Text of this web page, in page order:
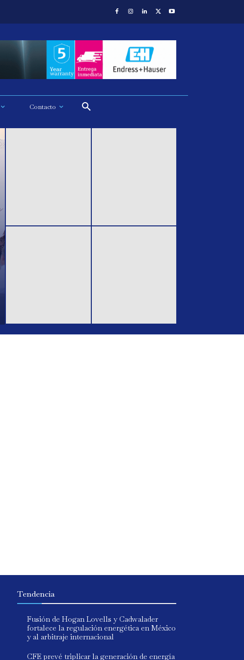
Contacto
Tendencia
Fusión de Hogan Lovells y Cadwalader
fortalece la regulación energética en México
y al arbitraje internacional
CFE prevé triplicar la generación de energía